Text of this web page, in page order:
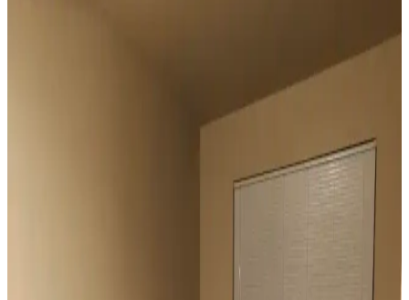
Geniş Pencereler İçin Fonksiyonel ve Estetik Perde
Geniş pencereler için hücresel stor, iki stor perde kullanımı, rulo stor
ve pencere filmleri gibi işlevsel ve estetik perde seçenekleri manzara
Vintage yatakların mekâna uyumu, boyut ve yerleşim planlaması ile